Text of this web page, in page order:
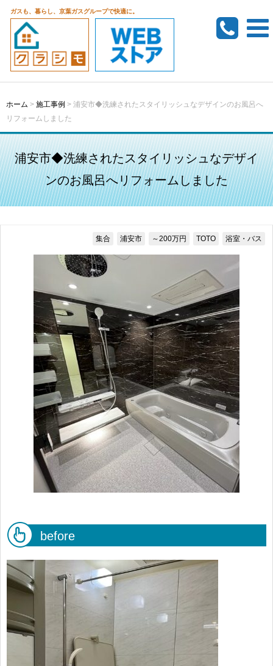
ガスも、暮らし、京葉ガスグループで快適に。
ホーム > 施工事例 > 浦安市◆洗練されたスタイリッシュなデザインのお風呂へ
リフォームしました
浦安市◆洗練されたスタイリッシュなデザイ
ンのお風呂へリフォームしました
集合 浦安市 ～200万円 TOTO 浴室・バス
before